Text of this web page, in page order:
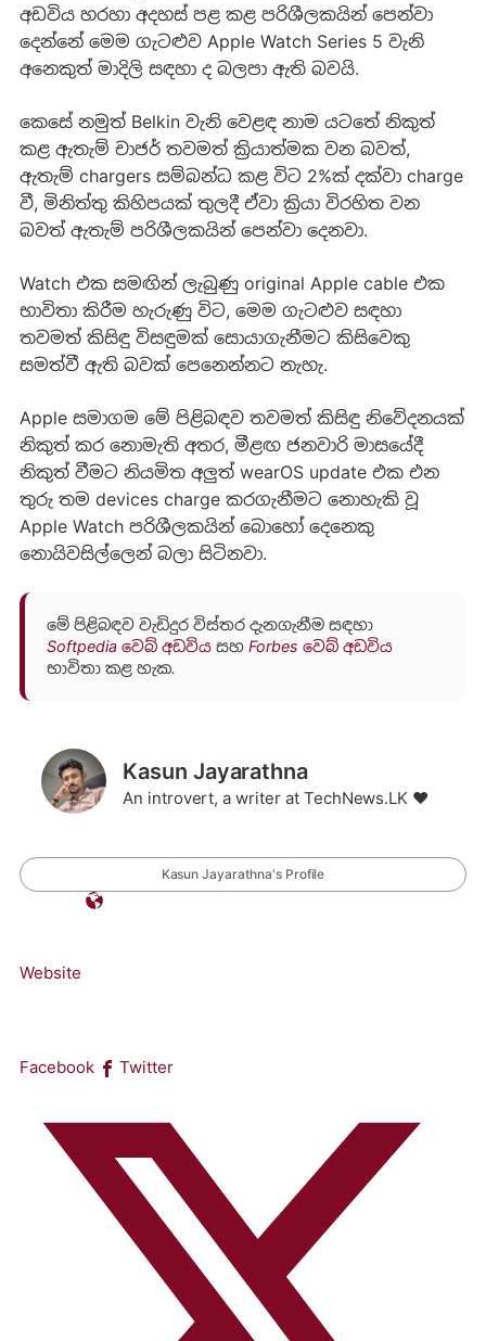
අඩවිය හරහා අදහස් පළ කළ පරිශීලකයින් පෙන්වා
දෙන්නේ මෙම ගැටළුව Apple Watch Series 5 වැනි
අනෙකුත් මාදිලි සඳහා ද බලපා ඇති බවයි.
කෙසේ නමුත් Belkin වැනි වෙළඳ නාම යටතේ නිකුත්
කළ ඇතැම් චාජර් තවමත් ක්‍රියාත්මක වන බවත්,
ඇතැම් chargers සම්බන්ධ කළ විට 2%ක් දක්වා charge
වී, මිනිත්තු කිහිපයක් තුලදී ඒවා ක්‍රියා විරහිත වන
බවත් ඇතැම් පරිශීලකයින් පෙන්වා දෙනවා.
Watch එක සමඟින් ලැබුණු original Apple cable එක
භාවිතා කිරීම හැරුණු විට, මෙම ගැටළුව සඳහා
තවමත් කිසිඳු විසඳුමක් සොයාගැනීමට කිසිවෙකු
සමත්වී ඇති බවක් පෙනෙන්නට නැහැ.
Apple සමාගම මේ පිළිබඳව තවමත් කිසිඳු නිවේදනයක්
නිකුත් කර නොමැති අතර, මීළඟ ජනවාරි මාසයේදී
නිකුත් වීමට නියමිත අලුත් wearOS update එක එන
තුරු තම devices charge කරගැනීමට නොහැකි වූ
Apple Watch පරිශීලකයින් බොහෝ දෙනෙකු
නොයිවසිල්ලෙන් බලා සිටිනවා.
මේ පිළිබඳව වැඩිදුර විස්තර දැනගැනීම සඳහා
Softpedia වෙබ් අඩවියසහ Forbes වෙබ් අඩවිය
භාවිතා කළ හැක.
Kasun Jayarathna
An introvert, a writer at TechNews.LK ❤️
Kasun Jayarathna's Profile
Website
Facebook Twitter